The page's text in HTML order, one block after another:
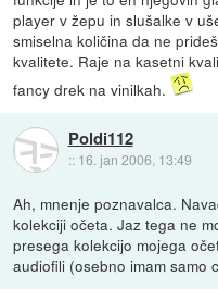
player v žepu in slušalke v
smiselna količina da ne
kvalitete. Raje na kasetni
fancy drek na vinilkah.
Poldi112
:: 16. jan 2006, 13:49
Ah, mnenje poznavalca.
kolekciji očeta. Jaz tega ne
presega kolekcijo mojega
audiofili (osebno imam samo